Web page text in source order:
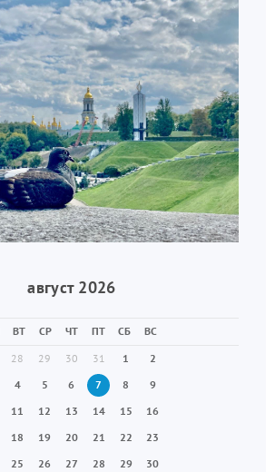
август 2026
ВТ СР ЧТ ПТ СБ
ВС
28 29 30 31 1
2
4 5 6 7 8
9
11 12 13 14 15
16
18 19 20 21 22
23
25 26 27 28 29
30